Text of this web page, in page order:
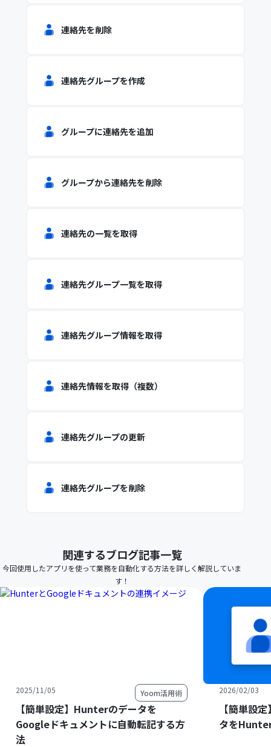
連絡先を削除
連絡先グループを作成
グループに連絡先を追加
グループから連絡先を削除
連絡先の一覧を取得
連絡先グループ一覧を取得
連絡先グループ情報を取得
連絡先情報を取得（複数）
連絡先グループの更新
連絡先グループを削除
関連するブログ記事一覧
今回使用したアプリを使って業務を自動化する方法を詳しく解説していま
す！
2025/11/05 Yoom活用術
【簡単設定】Hunterのデータを
Googleドキュメントに自動転記する方
法
2026/02/03
【簡単設
タを